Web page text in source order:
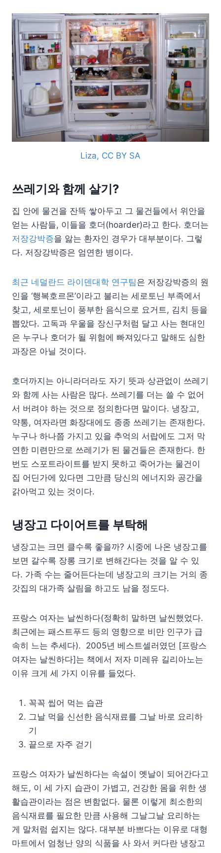
Liza, CC BY SA
쓰레기와 함께 살기?
집 안에 물건을 잔뜩 쌓아두고 그 물건들에서 위안을
얻는 사람들, 이들을 호더(hoarder)라고 한다. 호더는
저장강박증을 앓는 환자인 경우가 대부분이다. 그렇
다. 저장강박증은 엄연한 병이다.
최근 네덜란드 라이덴대학 연구팀은 저장강박증의 원
인을 ‘행복호르몬’이라고 불리는 세로토닌 부족에서
찾고, 세로토닌이 풍부한 음식으로 요거트, 김치 등을
뽑았다. 고독과 우울을 장신구처럼 달고 사는 현대인
은 누구나 호더가 될 위험에 빠져있다고 말해도 심한
과장은 아닐 것이다.
호더까지는 아니라더라도 자기 뜻과 상관없이 쓰레기
와 함께 사는 사람은 많다. 쓰레기를 더는 쓸 수 없어
서 버려야 하는 것으로 정의한다면 말이다. 냉장고,
약통, 여자라면 화장대에도 종종 쓰레기는 존재한다.
누구나 하나쯤 가지고 있을 추억의 서랍에도 그저 막
연한 미련만으로 쓰레기가 된 물건들은 존재한다. 한
번도 스포트라이트를 받지 못하고 죽어가는 물건이
집 어딘가에 있다면 그만큼 당신의 에너지와 공간을
갉아먹고 있는 것이다.
냉장고 다이어트를 부탁해
냉장고는 크면 클수록 좋을까? 시중에 나온 냉장고를
보면 갈수록 장롱 크기로 변해간다는 것을 알 수 있
다. 가족 수는 줄어든다는데 냉장고의 크기는 거의 종
갓집의 대가족 살림을 하고도 남을 정도다.
프랑스 여자는 날씬하다(정확히 말하면 날씬했었다.
최근에는 패스트푸드 등의 영향으로 비만 인구가 급
속히 느는 추세다). 2005년 베스트셀러였던 [프랑스
여자는 날씬하다]는 책에서 저자 미레유 길리아노는
이유 크게 세 가지 이유를 들었다.
꼭꼭 씹어 먹는 습관
그날 먹을 신선한 음식재료를 그날 바로 요리하
기
끝으로 자주 걷기
프랑스 여자가 날씬하다는 속설이 옛날이 되어간다고
해도, 이 세 가지 습관이 가볍고, 건강한 몸을 위한 생
활습관이라는 점은 변함없다. 물론 이렇게 최소한의
음식재료를 필요한 만큼 사용해 그날그날 요리하는
게 말처럼 쉽지는 않다. 대부분 바쁘다는 이유로 대형
마트에서 엄청난 양의 식품을 사 와서 커다란 냉장고